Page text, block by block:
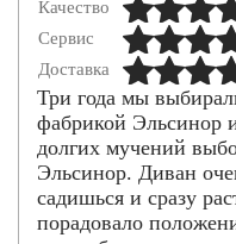
Три года мы
фабрикой Эльсинор
долгих мучений
Эльсинор. Диван
садишься и сразу
порадовало
Качество
Сервис
Доставка